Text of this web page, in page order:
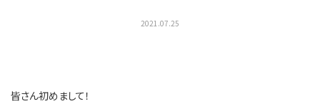
2021.07.25
皆さん初めまして！